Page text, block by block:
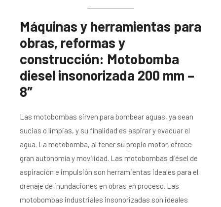
Máquinas y herramientas para
obras, reformas y
construcción: Motobomba
diesel insonorizada 200 mm –
8″
Las motobombas sirven para bombear aguas, ya sean
sucias o limpias, y su finalidad es aspirar y evacuar el
agua. La motobomba, al tener su propio motor, ofrece
gran autonomía y movilidad. Las motobombas diésel de
aspiración e impulsión son herramientas ideales para el
drenaje de inundaciones en obras en proceso. Las
motobombas industriales insonorizadas son ideales